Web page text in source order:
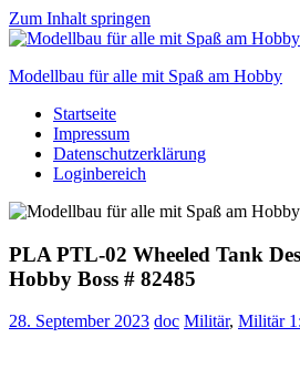
Zum Inhalt springen
Modellbau für alle mit Spaß am Hobby
Scale
modelling
to
Startseite
Impressum
Datenschutzerklärung
Loginbereich
PLA PTL-02 Wheeled Tank
Hobby Boss # 82485
28. September 2023 doc Militär, Militär